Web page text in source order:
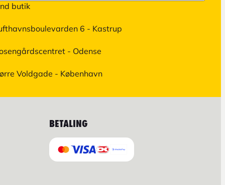
butik
6 - Kastrup
- Odense
Voldgade - København
BETALING